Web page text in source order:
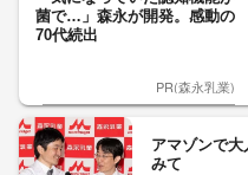
菌で…」森永が開発。感動の
70代続出
PR(森永乳業)
アマゾンで
みて